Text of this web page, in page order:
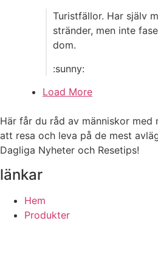
Turistfällor. Har själv
stränder, men inte
dom.
:sunny:
Load More
Här får du råd av människor med
att resa och leva på de mest
Dagliga Nyheter och Resetips!
länkar
Hem
Produkter